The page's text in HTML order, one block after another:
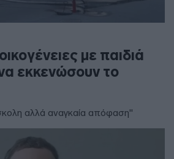
με παιδιά
εκκενώσουν το
αλλά αναγκαία απόφαση"